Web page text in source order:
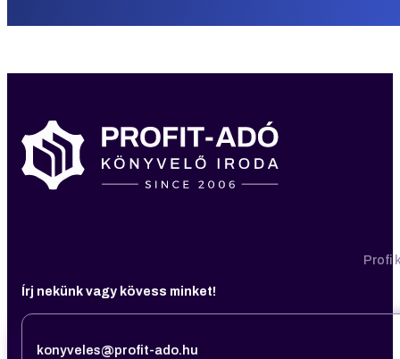
Profi
Írj nekünk vagy kövess minket!
konyveles@profit-ado.hu